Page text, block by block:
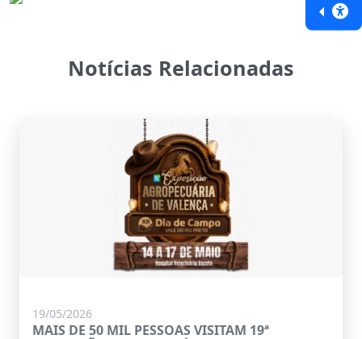
Notícias Relacionadas
19/05/2026
MAIS DE 50 MIL PESSOAS VISITAM 19ª